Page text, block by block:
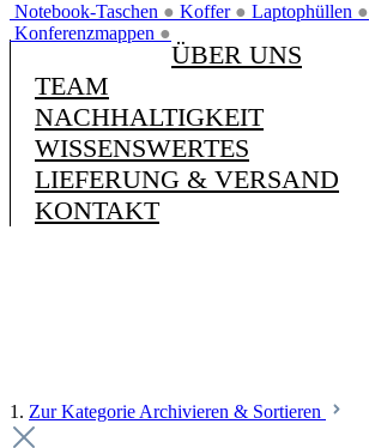
Notebook-Taschen ● Koffer ● Laptophüllen ●
Konferenzmappen ●
ÜBER UNS
TEAM
NACHHALTIGKEIT
WISSENSWERTES
LIEFERUNG & VERSAND
KONTAKT
1. Zur Kategorie Archivieren & Sortieren